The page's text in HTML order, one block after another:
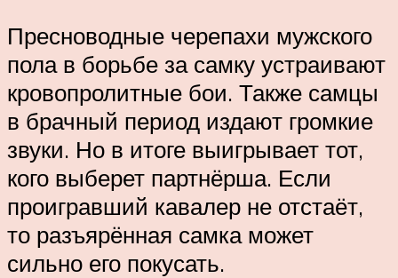
Пресноводные черепахи мужского
пола в борьбе за самку устраивают
кровопролитные бои. Также самцы
в брачный период издают громкие
звуки. Но в итоге выигрывает тот,
кого выберет партнёрша. Если
проигравший кавалер не отстаёт,
то разъярённая самка может
сильно его покусать.